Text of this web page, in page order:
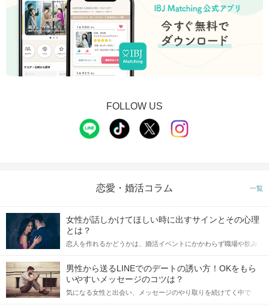
FOLLOW US
恋愛・婚活コラム 一覧
女性が話しかけてほしい時に出すサインとその心理
とは？
恋人を作れるかどうかは、婚活イベントにかかわらず職場や飲み
てアプローチできるかにも左右されます。 これから恋人作りを本
格的に始めようとしている方は、女性が異性を求めて出すサイン
をしっかりと理解し、正しい行動に移せるかどうかが重要。 この
記事では、女性が話しかけて欲しい時に出すサインとその心理を
男性から送るLINEでのデートの誘い方！OKをもら
いやすいメッセージのコツは？
気になる女性と出会い、メッセージのやり取りを続けてく中で